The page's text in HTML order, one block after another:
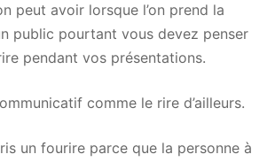
peut avoir lorsque l’on prend la
public pourtant vous devez penser
pendant vos présentations.
comme le rire d’ailleurs.
un fourire parce que la personne à